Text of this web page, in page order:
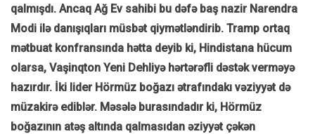
qalmışdı. Ancaq Ağ Ev sahibi bu dəfə baş nazir Narendra
Modi ilə danışıqları müsbət qiymətləndirib. Tramp ortaq
mətbuat konfransında hətta deyib ki, Hindistana hücum
olarsa, Vaşinqton Yeni Dehliyə hərtərəfli dəstək verməyə
hazırdır. İki lider Hörmüz boğazı ətrafındakı vəziyyət də
müzakirə ediblər. Məsələ burasındadır ki, Hörmüz
boğazının atəş altında qalmasıdan əziyyət çəkən